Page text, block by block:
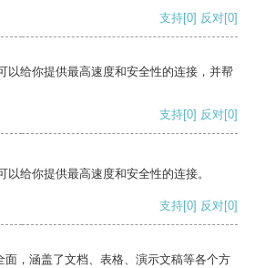
支持[0] 反对[0]
以给你提供最高速度和安全性的连接，并帮
支持[0] 反对[0]
给你提供最高速度和安全性的连接。
支持[0] 反对[0]
面，涵盖了文档、表格、演示文稿等各个方